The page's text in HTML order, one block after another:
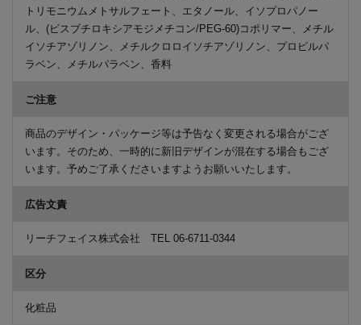
トリモニウムメトサルフェート、エタノール、イソプロパノー
ル、(ビスブチロキシアモジメチコン/PEG-60)コポリマー、メチル
イソチアゾリノン、メチルクロロイソチアゾリノン、プロピルパ
ラベン、メチルパラベン、香料
ご注意
商品のデザイン・パッケージ等は予告なく変更される場合がござ
います。そのため、一時的に新旧デザインが混在する場合もござ
います。予めご了承くださいますようお願いいたします。
広告文責
リーチフェイス株式会社 TEL 06-6711-0344
区分
化粧品